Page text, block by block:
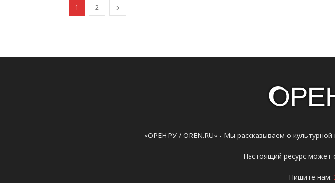
1 2
«ОРЕН.РУ / OREN.RU» - Мы рассказываем о
Настоящий ресурс может
Пишите нам: